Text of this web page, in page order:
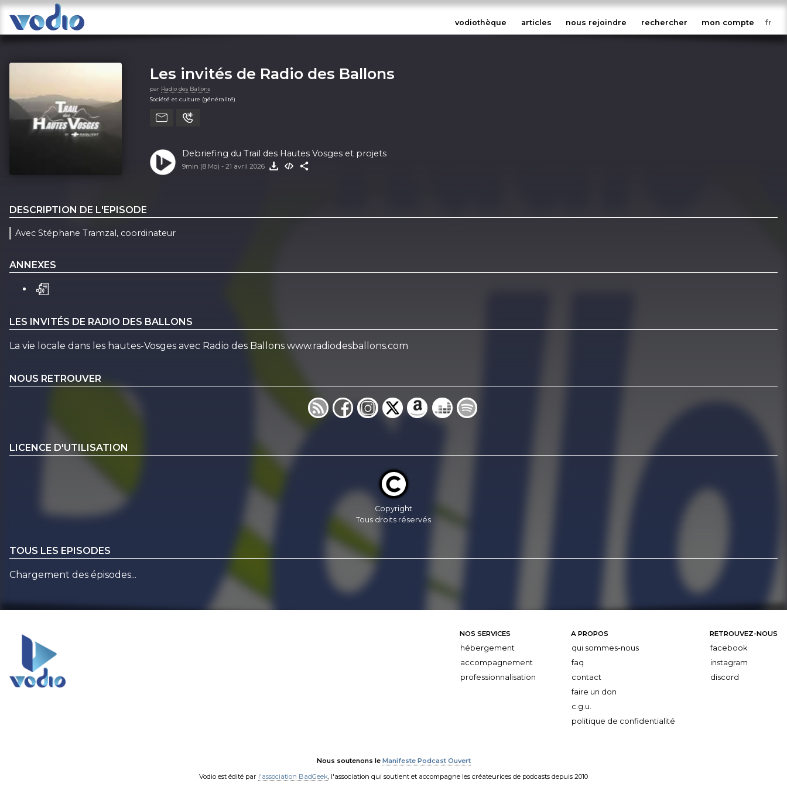
vodiothèque articles nous rejoindre rechercher mon compte
Les invités de Radio des Ballons
par Radio des Ballons
Société et culture (généralité)
Debriefing du Trail des Hautes Vosges et projets
9min (8 Mo) - 21 avril 2026
DESCRIPTION DE L'EPISODE
Avec Stéphane Tramzal, coordinateur
ANNEXES
LES INVITÉS DE RADIO DES BALLONS
La vie locale dans les hautes-Vosges avec Radio des Ballons www.radiodesballons.com
NOUS RETROUVER
LICENCE D'UTILISATION
Copyright
Tous droits réservés
TOUS LES EPISODES
Chargement des épisodes...
NOS SERVICES
hébergement
accompagnement
professionnalisation
A PROPOS
qui sommes-nous
faq
contact
faire un don
c.g.u.
politique de confidentialité
RETROUVEZ-NOUS
facebook
instagram
discord
Nous soutenons le Manifeste Podcast Ouvert
Vodio est édité par l'association BadGeek , l'association qui soutient et accompagne les créateurices de podcasts depuis 2010